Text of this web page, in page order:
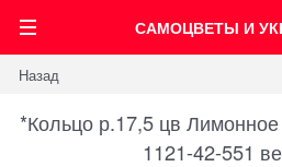
САМОЦВЕТЫ И
Назад
*Кольцо р.17,5 цв
1121-42-551